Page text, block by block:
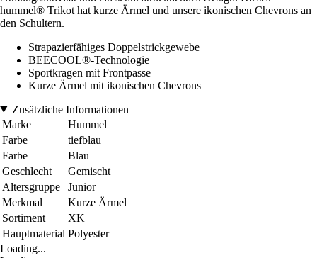
hummel® Trikot hat kurze Ärmel und unsere ikonischen Chevrons an
den Schultern.
Strapazierfähiges Doppelstrickgewebe
BEECOOL®-Technologie
Sportkragen mit Frontpasse
Kurze Ärmel mit ikonischen Chevrons
Zusätzliche Informationen
Marke
Hummel
Farbe
tiefblau
Farbe
Blau
Geschlecht
Gemischt
Altersgruppe
Junior
Merkmal
Kurze Ärmel
Sortiment
XK
Hauptmaterial Polyester
Loading...